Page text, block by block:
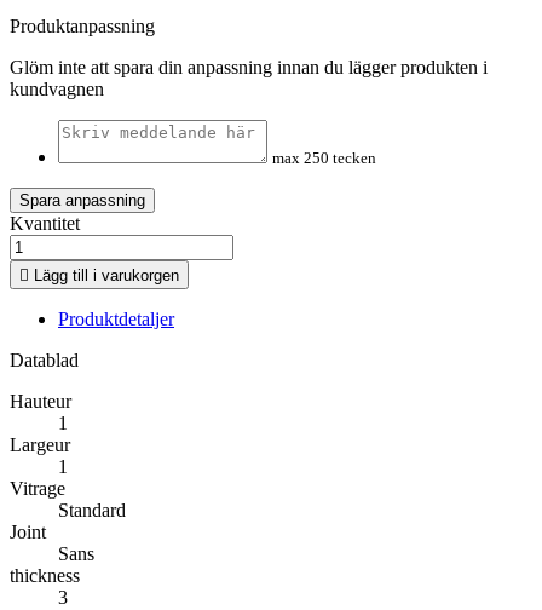
Produktanpassning
Glöm inte att spara din anpassning innan du lägger produkten i
kundvagnen
max 250 tecken
Spara anpassning
Kvantitet
 Lägg till i varukorgen
Produktdetaljer
Datablad
Hauteur
1
Largeur
1
Vitrage
Standard
Joint
Sans
thickness
3